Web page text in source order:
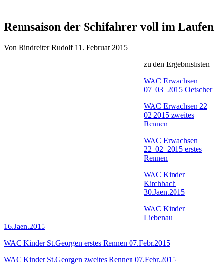
Rennsaison der Schifahrer voll im Laufen
Von Bindreiter Rudolf 11. Februar 2015
zu den Ergebnislisten
WAC Erwachsen
07_03_2015 Oetscher
WAC Erwachsen 22
02 2015 zweites
Rennen
WAC Erwachsen
22_02_2015 erstes
Rennen
WAC Kinder
Kirchbach
30.Jaen.2015
WAC Kinder
Liebenau
16.Jaen.2015
WAC Kinder St.Georgen erstes Rennen 07.Febr.2015
WAC Kinder St.Georgen zweites Rennen 07.Febr.2015